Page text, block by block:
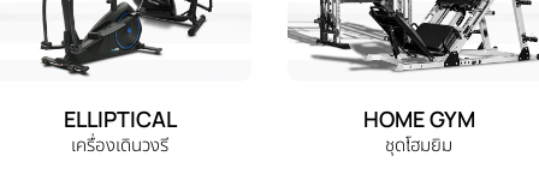
ELLIPTICAL
เครื่องเดินวงรี
HOME GYM
ชุดโฮมยิม